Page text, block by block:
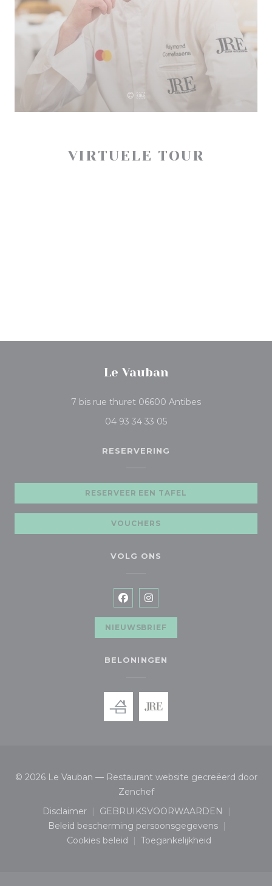
© ￼
VIRTUELE TOUR
Le Vauban
7 bis rue thuret 06600 Antibes((opent in een
04 93 34 33 05
RESERVERING
RESERVEER EEN TAFEL
VOUCHERS
VOLG ONS
Facebook ((opent in een
Instagram ((opent in een
NIEUWSBRIEF
BELONINGEN
© 2026 Le Vauban — Restaurant website gecreëerd door
Zenchef((opent in een nieuw
Disclaimer
((opent in een nieuw venster))
GEBRUIKSVOORWAARDEN
((opent in een nieuw
Beleid bescherming persoonsgegevens
((opent in een nieuw venster))
Cookies beleid
((opent in een nieuw venster))
Toegankelijkheid
((opent in een nieuw